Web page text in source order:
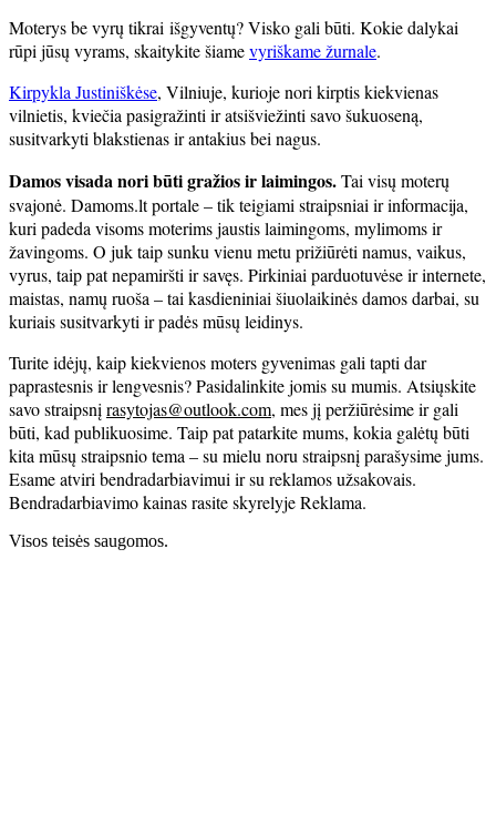
Moterys be vyrų tikrai išgyventų? Visko gali būti. Kokie dalykai
rūpi jūsų vyrams, skaitykite šiamevyriškame žurnale.
Kirpykla Justiniškėse, Vilniuje, kurioje nori kirptis kiekvienas
vilnietis, kviečia pasigražinti ir atsišviežinti savo šukuoseną,
susitvarkyti blakstienas ir antakius bei nagus.
Damos visada nori būti gražios ir laimingos.Tai visų moterų
svajonė. Damoms.lt portale – tik teigiami straipsniai ir informacija,
kuri padeda visoms moterims jaustis laimingoms, mylimoms ir
žavingoms. O juk taip sunku vienu metu prižiūrėti namus, vaikus,
vyrus, taip pat nepamiršti ir savęs. Pirkiniai parduotuvėse ir internete,
maistas, namų ruoša – tai kasdieniniai šiuolaikinės damos darbai, su
kuriais susitvarkyti ir padės mūsų leidinys.
Turite idėjų, kaip kiekvienos moters gyvenimas gali tapti dar
paprastesnis ir lengvesnis? Pasidalinkite jomis su mumis. Atsiųskite
savo straipsnį rasytojas@outlook.com, mes jį peržiūrėsime ir gali
būti, kad publikuosime. Taip pat patarkite mums, kokia galėtų būti
kita mūsų straipsnio tema – su mielu noru straipsnį parašysime jums.
Esame atviri bendradarbiavimui ir su reklamos užsakovais.
Bendradarbiavimo kainas rasite skyrelyje Reklama.
Visos teisės saugomos.